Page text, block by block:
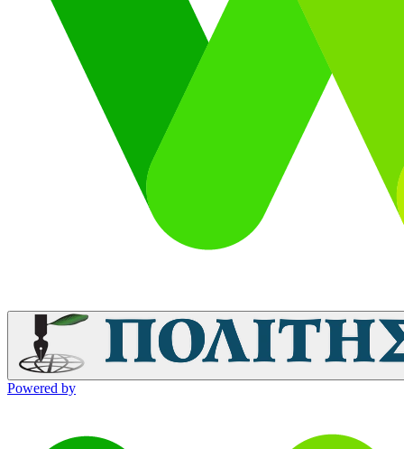
Powered by